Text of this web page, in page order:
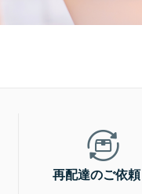
再配達のご依頼